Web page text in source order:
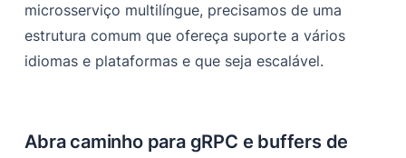
microsserviço multilíngue, precisamos de uma
estrutura comum que ofereça suporte a vários
idiomas e plataformas e que seja escalável.
Abra caminho para gRPC e buffers de